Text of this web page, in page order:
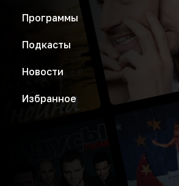
Программы
Подкасты
Новости
Избранное